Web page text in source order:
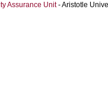
Assurance Unit- Aristotle